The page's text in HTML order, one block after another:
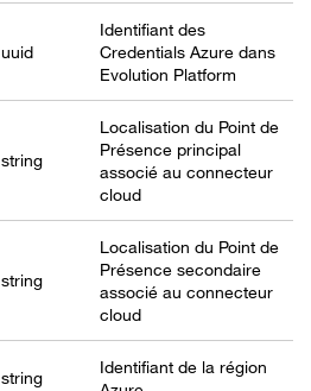
uuid
Identifiant des
Credentials Azure dans
Evolution Platform
string
Localisation du Point de
Présence principal
associé au connecteur
cloud
string
Localisation du Point de
Présence secondaire
associé au connecteur
cloud
string
Identifiant de la région